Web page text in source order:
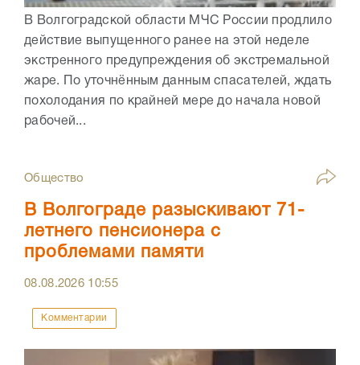
В Волгоградской области МЧС России продлило
действие выпущенного ранее на этой неделе
экстренного предупреждения об экстремальной
жаре. По уточнённым данным спасателей, ждать
похолодания по крайней мере до начала новой
рабочей...
Общество
В Волгограде разыскивают 71-
летнего пенсионера с
проблемами памяти
08.08.2026 10:55
Комментарии